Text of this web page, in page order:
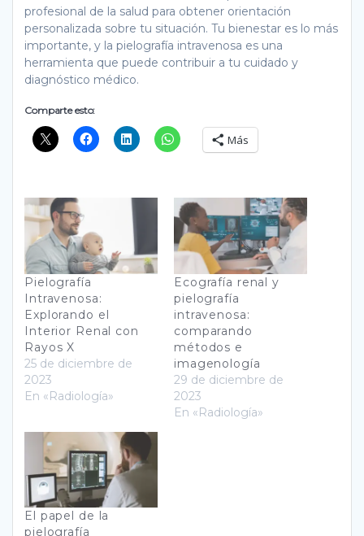
profesional de la salud para obtener orientación
personalizada sobre tu situación. Tu bienestar es lo más
importante, y la pielografía intravenosa es una
herramienta que puede contribuir a tu cuidado y
diagnóstico médico.
Comparte esto:
Más
Pielografía
Intravenosa:
Explorando el
Interior Renal con
Rayos X
25 de diciembre de
2023
En «Radiología»
Ecografía renal y
pielografía
intravenosa:
comparando
métodos e
imagenología
29 de diciembre de
2023
En «Radiología»
El papel de la
pielografía